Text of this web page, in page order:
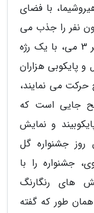
با فضای
نفر را جذب می
نماید! روز اول جشنواره یعنی حوالی ظهر 3 می، با یک رژه
و پایکوبی هزاران
حرکت می نمایند،
جایی است که
و نمایش
که آخرین روز جشنواره گل
جشنواره را با
های رنگارنگ
طور که گفته